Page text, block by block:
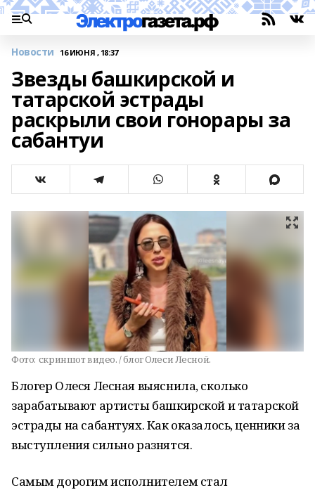
Новости 16 ИЮНЯ , 18:37
Звезды башкирской и
татарской эстрады
раскрыли свои гонорары за
сабантуи
Фото: скриншот видео. / блог Олеси Лесной.
Блогер Олеся Лесная выяснила, сколько
зарабатывают артисты башкирской и татарской
эстрады на сабантуях. Как оказалось, ценники за
выступления сильно разнятся.
Самым дорогим исполнителем стал